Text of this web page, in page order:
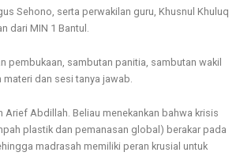
Sehono, serta perwakilan guru, Khusnul Khuluq
dari MIN 1 Bantul.
pembukaan, sambutan panitia, sambutan wakil
materi dan sesi tanya jawab.
Arief Abdillah. Beliau menekankan bahwa krisis
plastik dan pemanasan global) berakar pada
madrasah memiliki peran krusial untuk